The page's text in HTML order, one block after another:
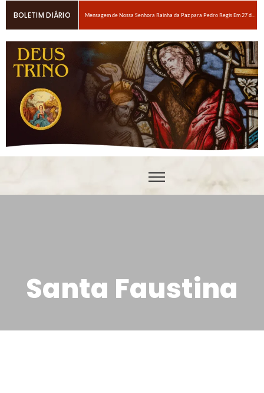
BOLETIM DIÁRIO
6 maneiras fáceis de orar se você estiver espiritualmente cansado
Oração para obter um amor ardente a Nosso Senhor Jesus Cristo
Em breve, grandes provações!Nossa Senhora Rainha do Rosário e da paz para Edson Glauber em 29 de novembro de 2020
Pedro – Escolha sempre a porta estreita
Santa Faustina